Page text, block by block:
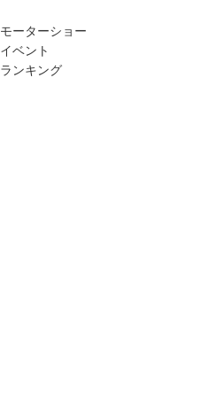
モーターショー
イベント
ランキング